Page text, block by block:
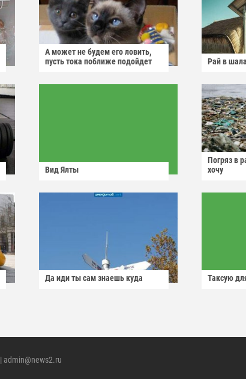
А может не будем его ловить,
пусть тока поближе подойдет
Рай в
Вид Ялты
Погряз в
хочу
Да иди ты сам знаешь куда Таксую
| admin@news2.ru